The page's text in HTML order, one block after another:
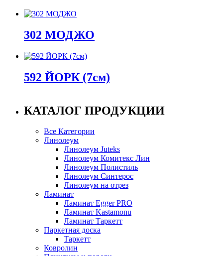
302 МОДЖО
592 ЙОРК (7см)
КАТАЛОГ ПРОДУКЦИИ
Все Категории
Линолеум
Линолеум Juteks
Линолеум Комитекс Лин
Линолеум Полистиль
Линолеум Синтерос
Линолеум на отрез
Ламинат
Ламинат Egger PRO
Ламинат Kastamonu
Ламинат Таркетт
Паркетная доска
Таркетт
Ковролин